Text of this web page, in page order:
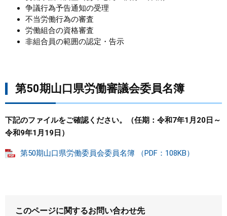
争議行為予告通知の受理
不当労働行為の審査
労働組合の資格審査
非組合員の範囲の認定・告示
第50期山口県労働審議会委員名簿
下記のファイルをご確認ください。（任期：令和7年1月20日～
令和9年1月19日）
第50期山口県労働委員会委員名簿 （PDF：108KB）
このページに関するお問い合わせ先